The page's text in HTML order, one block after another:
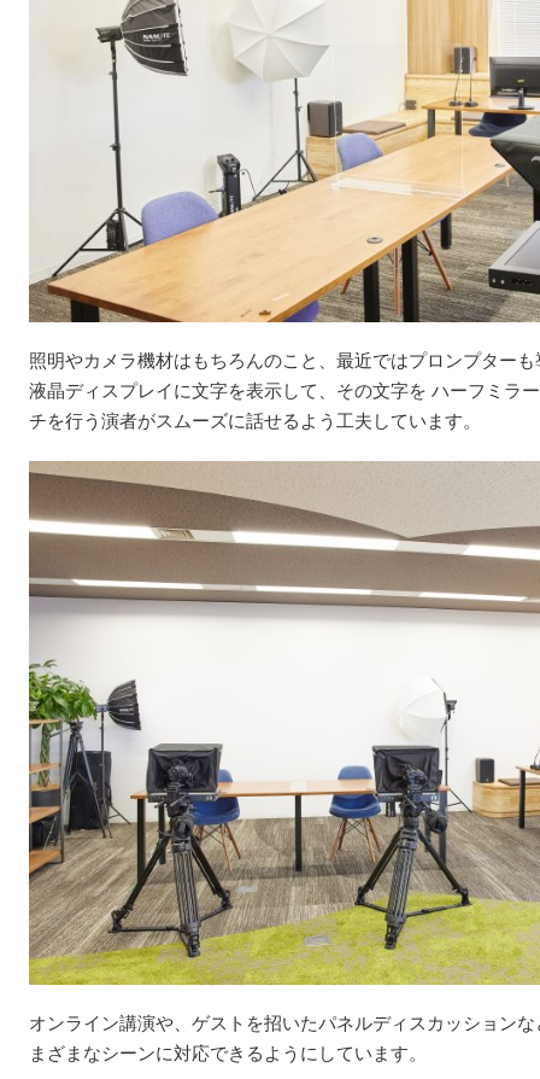
照明やカメラ機材はもちろんのこと、最近ではプロンプター
液晶ディスプレイに文字を表示して、その文字を ハーフミラ
チを行う演者がスムーズに話せるよう工夫しています。
オンライン講演や、ゲストを招いたパネルディスカッション
まざまなシーンに対応できるようにしています。